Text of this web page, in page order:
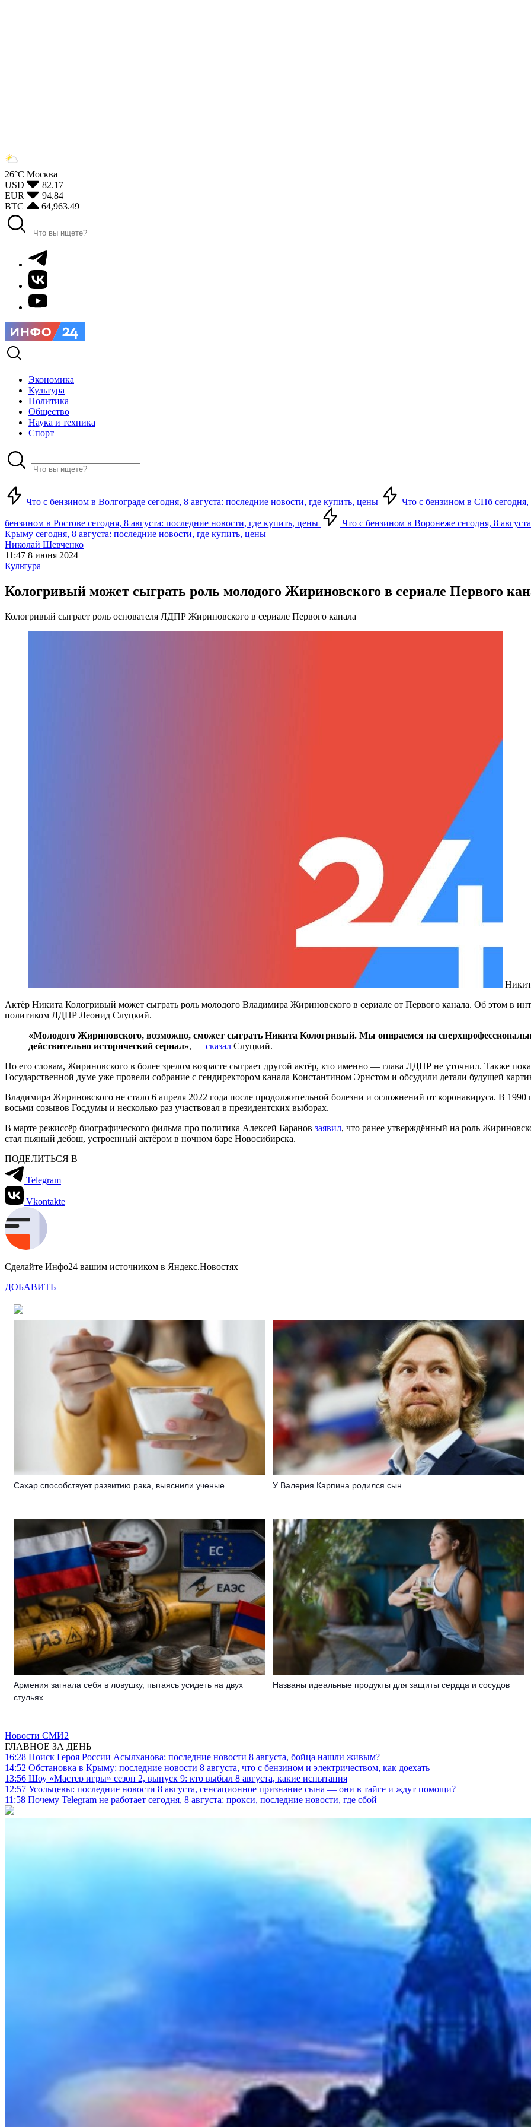
26°С Москва
USD
82.17
EUR
94.84
BTC
64,963.49
Экономика
Культура
Политика
Общество
Наука и техника
Спорт
Что с бензином в Волгограде сегодня, 8 августа: последние новости, где купить, цены Что с бензином в СПб сегодня,
бензином в Ростове сегодня, 8 августа: последние новости, где купить, цены
Что с бензином в Воронеже сегодня, 8
Крыму сегодня, 8 августа: последние новости, где купить, цены
Николай Шевченко
11:47 8 июня 2024
Культура
Кологривый может сыграть роль молодого Жириновского в сериале Первого
Кологривый сыграет роль основателя ЛДПР Жириновского в сериале Первого канала
Актёр Никита Кологривый может сыграть роль молодого Владимира Жириновского в сериале от Первого канала. Об этом в
политиком ЛДПР Леонид Слуцкий.
«Молодого Жириновского, возможно, сможет сыграть Никита Кологривый. Мы опираемся на
действительно исторический сериал», — сказал Слуцкий.
По его словам, Жириновского в более зрелом возрасте сыграет другой актёр, кто именно — глава ЛДПР не уточнил. Также
Государственной думе уже провели собрание с гендиректором канала Константином Эрнстом и обсудили детали будущей
Владимира Жириновского не стало 6 апреля 2022 года после продолжительной болезни и осложнений от коронавируса. В
восьми созывов Госдумы и несколько раз участвовал в президентских выборах.
В марте режиссёр биографического фильма про политика Алексей Баранов заявил, что ранее утверждённый на роль
стал пьяный дебош, устроенный актёром в ночном баре Новосибирска.
ПОДЕЛИТЬСЯ В
Telegram
Vkontakte
Сделайте Инфо24 вашим источником в Яндекс.Новостях
ДОБАВИТЬ
Сахар cпособствует развитию рака, выяснили ученые У Валерия Карпина родился сын
Армения загнала себя в ловушку, пытаясь усидеть на двух
стульях
Названы идеальные продукты для защиты сердца и сосудов
Новости СМИ2
ГЛАВНОЕ ЗА ДЕНЬ
16:28 Поиск Героя России Асылханова: последние новости 8 августа, бойца нашли живым?
14:52 Обстановка в Крыму: последние новости 8 августа, что с бензином и электричеством, как доехать
13:56 Шоу «Мастер игры» сезон 2, выпуск 9: кто выбыл 8 августа, какие испытания
12:57 Усольцевы: последние новости 8 августа, сенсационное признание сына — они в тайге и ждут помощи?
11:58 Почему Telegram не работает сегодня, 8 августа: прокси, последние новости, где сбой